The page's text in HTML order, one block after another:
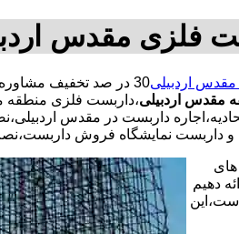
فلزی مقدس
اردبیلی
مقدس اردبیلی،داربست فلزی منطقه
داربست در مقدس
و داربست نمایشگاه فروش
های
دهیم